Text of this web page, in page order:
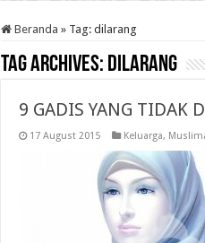
Beranda » Tag: dilarang
Tag Archives: dilarang
9 GADIS YANG TIDAK
17 August 2015 Keluarga,